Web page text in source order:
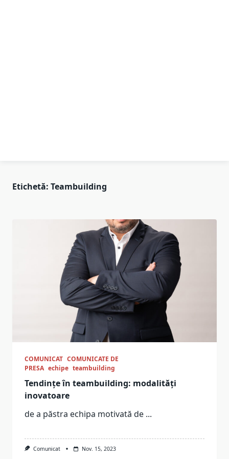
Etichetă: Teambuilding
COMUNICAT COMUNICATE DE
PRESA echipe teambuilding
Tendințe în teambuilding: modalități
inovatoare
de a păstra echipa motivată de ...
Comunicat Nov. 15, 2023